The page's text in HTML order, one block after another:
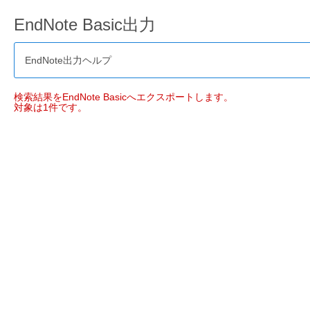
EndNote Basic出力
EndNote出力ヘルプ
検索結果をEndNote Basicへエクスポートします。
対象は1件です。